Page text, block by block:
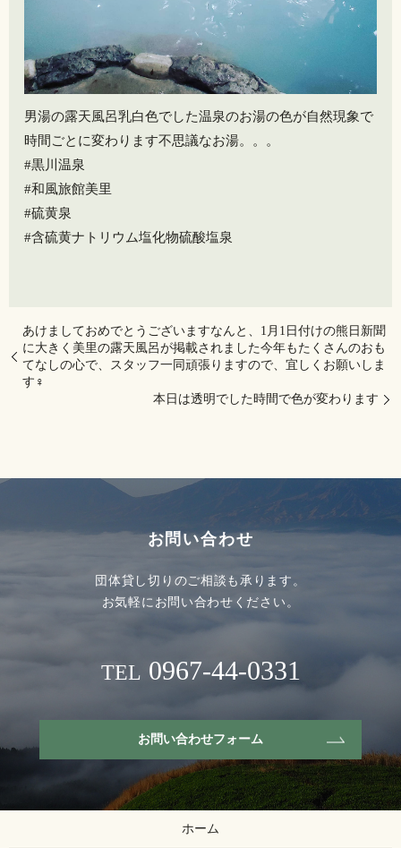
男湯の露天風呂️乳白色でした温泉のお湯の色が自然現象で
時間ごとに変わります不思議なお湯。。。
#黒川温泉
#和風旅館美里
#硫黄泉
#含硫黄ナトリウム塩化物硫酸塩泉
あけましておめでとうございますなんと、1月1日付けの熊日新聞
に大きく美里の露天風呂が掲載されました今年もたくさんのおも
てなしの心で、スタッフ一同頑張りますので、宜しくお願いしま
す‍♀️
本日は透明でした️時間で色が変わります
お問い合わせ
団体貸し切りのご相談も承ります。
お気軽にお問い合わせください。
TEL 0967-44-0331
お問い合わせフォーム
ホーム